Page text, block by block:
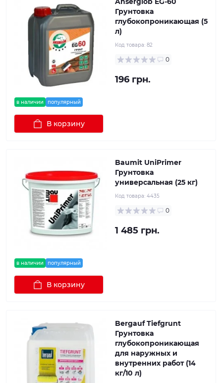
в наличии популярный
Грунтовка
глубокопроникающая (5
л)
Код товара: 82
0
196 грн.
В корзину
в наличии популярный
Baumit UniPrimer
Грунтовка
универсальная (25 кг)
Код товара: 4435
0
1 485 грн.
В корзину
Bergauf Tiefgrunt
Грунтовка
глубокопроникающая
для наружных и
внутренних работ (14
кг/10 л)